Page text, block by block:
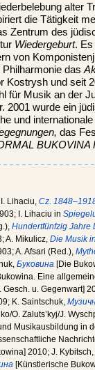
alter
die Tätigkeit
Zentrum des
Wiedergeburt. Es
von
das
Kostrysh und seit
für Musik an der
2001 wurde ein
und internationale
das
BUKOVINA
Lihaciu, Cz.
I. Lihaciu in
Hundertfünfzig Jahre
A. Mikulicz, Die Musik
A. Afsari (Red.),
Буковина [Die
Eine
Gesch. u. Gegenwart]
K. Saintschuk,
O. Zaluts’kyj/J.
Musikausbildung in
2010; J. Kybitsch,
[Künstlerische